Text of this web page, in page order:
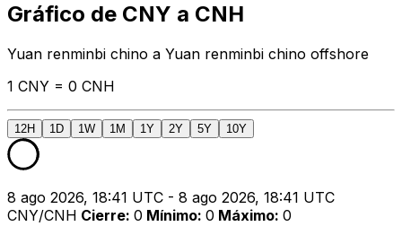
Gráfico de CNY a CNH
Yuan renminbi chino a Yuan renminbi chino offshore
1 CNY = 0 CNH
12H 1D 1W 1M 1Y 2Y 5Y 10Y
8 ago 2026, 18:41 UTC - 8 ago 2026, 18:41 UTC
CNY/CNH Cierre: 0 Mínimo: 0 Máximo: 0